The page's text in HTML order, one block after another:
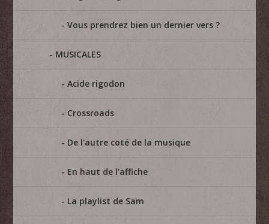
Vous prendrez bien un dernier vers ?
MUSICALES
Acide rigodon
Crossroads
De l'autre coté de la musique
En haut de l'affiche
La playlist de Sam